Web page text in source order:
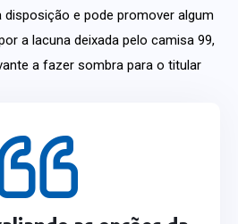
e pode promover algum
a lacuna deixada pelo camisa 99,
a fazer sombra para o titular